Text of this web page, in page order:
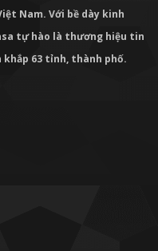
Nam. Với bề dày kinh
tự hào là thương hiệu tin
63 tỉnh, thành phố.